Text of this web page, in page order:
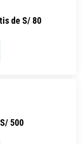
de S/ 80
500